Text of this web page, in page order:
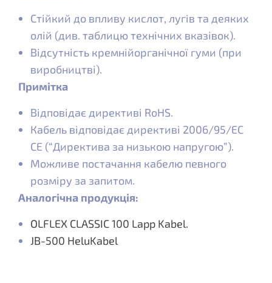
Стійкий до впливу кислот, лугів та деяких
олій (див. таблицю технічних вказівок).
Відсутність кремнійорганічної гуми (при
виробництві).
Примітка
Відповідає директиві RoHS.
Кабель відповідає директиві 2006/95/EC
CE (“Директива за низькою напругою”).
Можливе постачання кабелю певного
розміру за запитом.
Аналогічна продукція:
OLFLEX CLASSIC 100 Lapp Kabel.
JB-500 HeluKabel